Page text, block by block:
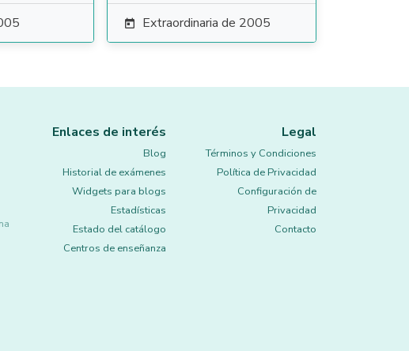
 Extraordinaria de 2005
Enlaces de interés
Blog
Historial de exámenes
Widgets para blogs
Estadísticas
Estado del catálogo
Centros de enseñanza
Legal
Términos y Condiciones
Política de Privacidad
Configuración de
Privacidad
Contacto